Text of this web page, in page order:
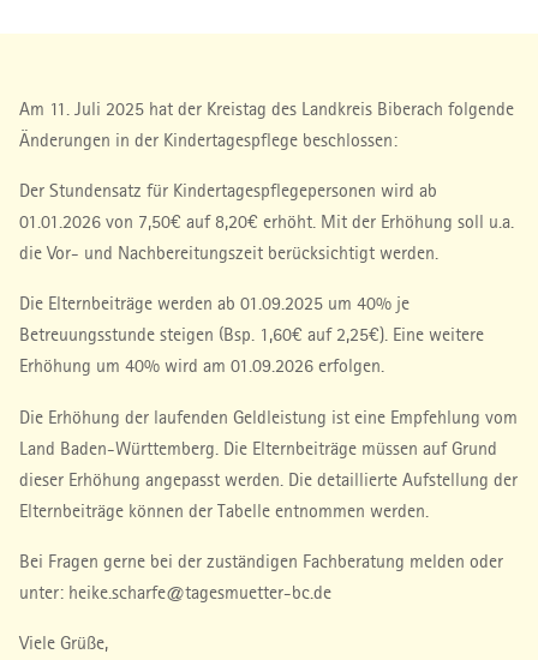
Am 11. Juli 2025 hat der Kreistag des Landkreis Biberach folgende
Änderungen in der Kindertagespflege beschlossen:
Der Stundensatz für Kindertagespflegepersonen wird ab
01.01.2026 von 7,50€ auf 8,20€ erhöht. Mit der Erhöhung soll u.a.
die Vor- und Nachbereitungszeit berücksichtigt werden.
Die Elternbeiträge werden ab 01.09.2025 um 40% je
Betreuungsstunde steigen (Bsp. 1,60€ auf 2,25€). Eine weitere
Erhöhung um 40% wird am 01.09.2026 erfolgen.
Die Erhöhung der laufenden Geldleistung ist eine Empfehlung vom
Land Baden-Württemberg. Die Elternbeiträge müssen auf Grund
dieser Erhöhung angepasst werden. Die detaillierte Aufstellung der
Elternbeiträge können der Tabelle entnommen werden.
Bei Fragen gerne bei der zuständigen Fachberatung melden oder
unter: heike.scharfe@tagesmuetter-bc.de
Viele Grüße,